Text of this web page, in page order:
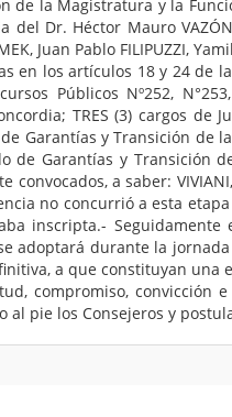
de la Magistratura y la
del Dr. Héctor Mauro
Juan Pablo FILIPUZZI,
en los artículos 18 y 24 de
Públicos Nº252,
TRES (3) cargos de
Garantías y Transición de
de Garantías y Transición
a saber: VIVIANI,
no concurrió a esta
inscripta.- Seguidamente
adoptará durante la
a que constituyan una
compromiso, convicción
pie los Consejeros y